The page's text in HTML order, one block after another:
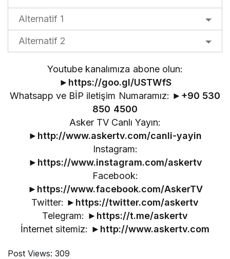
Alternatif 1
Alternatif 2
Youtube kanalımıza abone olun:
► https://goo.gl/USTWfS
Whatsapp ve BİP iletişim Numaramız: ► +90 530
850 4500
Asker TV Canlı Yayın:
► http://www.askertv.com/canli-yayin
Instagram:
► https://www.instagram.com/askertv
Facebook:
► https://www.facebook.com/AskerTV
Twitter: ► https://twitter.com/askertv
Telegram: ► https://t.me/askertv
İnternet sitemiz: ► http://www.askertv.com
Post Views: 309